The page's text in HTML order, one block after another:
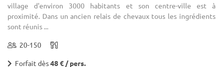
village d'environ 3000 habitants et son centre-ville est à
proximité. Dans un ancien relais de chevaux tous les ingrédients
sont réunis ...
20-150
Forfait dès48 € / pers.